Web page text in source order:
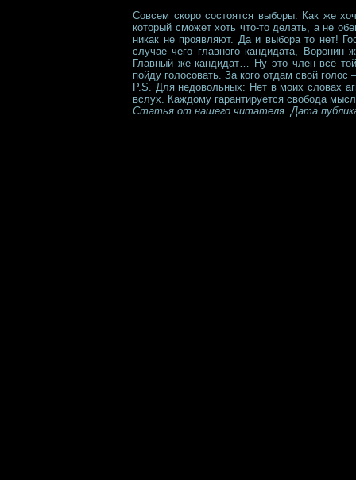
Совсем скоро состоятся выборы. Как же
который сможет хоть что-то делать, а не
никак не проявляют. Да и выбора то нет!
случае чего главного кандидата,
Главный же кандидат… Ну это член всё
пойду голосовать. За кого отдам свой
P.S. Для недовольных: Нет в моих словах
вслух. Каждому гарантируется свобода
Статья от нашего читателя. Дата